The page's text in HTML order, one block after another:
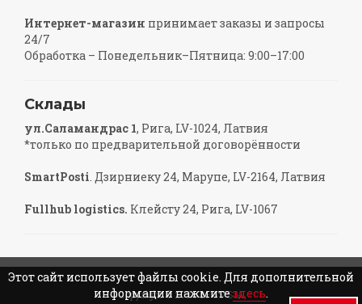
Этот сайт использует файлы cookie. Для дополнительной
информации нажмитездесь.
Интернет-магазин принимает заказы и запросы
24/7
Обработка – Понедельник–Пятница: 9:00–17:00
Склады
ул.Саламандрас 1, Рига, LV-1024, Латвия
*только по предварительной договорённости
SmartPosti. Дзирниеку 24, Марупе, LV-2164, Латвия
Fullhub logistics. Клейсту 24, Рига, LV-1067
Copyright © 2026 BFGS SIA